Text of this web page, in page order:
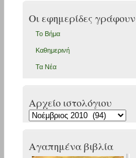
Οι εφημερίδες γράφουν
Το Βήμα
Καθημερινή
Τα Νέα
Αρχείο ιστολόγιου
Αρχείο
Αγαπημένα βιβλία